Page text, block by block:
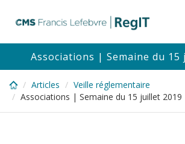
content
Associations | Semaine du 15
Articles
Veille réglementaire
Associations | Semaine du 15 juillet 2019